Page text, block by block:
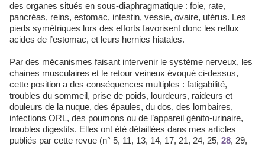
des organes situés en sous-diaphragmatique : foie, rate,
pancréas, reins, estomac, intestin, vessie, ovaire, utérus. Les
pieds symétriques lors des efforts favorisent donc les reflux
acides de l’estomac, et leurs hernies hiatales.
Par des mécanismes faisant intervenir le système nerveux, les
chaines musculaires et le retour veineux évoqué ci-dessus,
cette position a des conséquences multiples : fatigabilité,
troubles du sommeil, prise de poids, lourdeurs, raideurs et
douleurs de la nuque, des épaules, du dos, des lombaires,
infections ORL, des poumons ou de l’appareil génito-urinaire,
troubles digestifs. Elles ont été détaillées dans mes articles
publiés par cette revue (n° 5, 11, 13, 14, 17, 21, 24, 25, 28, 29,